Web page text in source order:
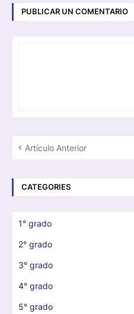
PUBLICAR UN COMENTARIO
Artículo Anterior
CATEGORIES
1° grado
2° grado
3° grado
4° grado
5° grado